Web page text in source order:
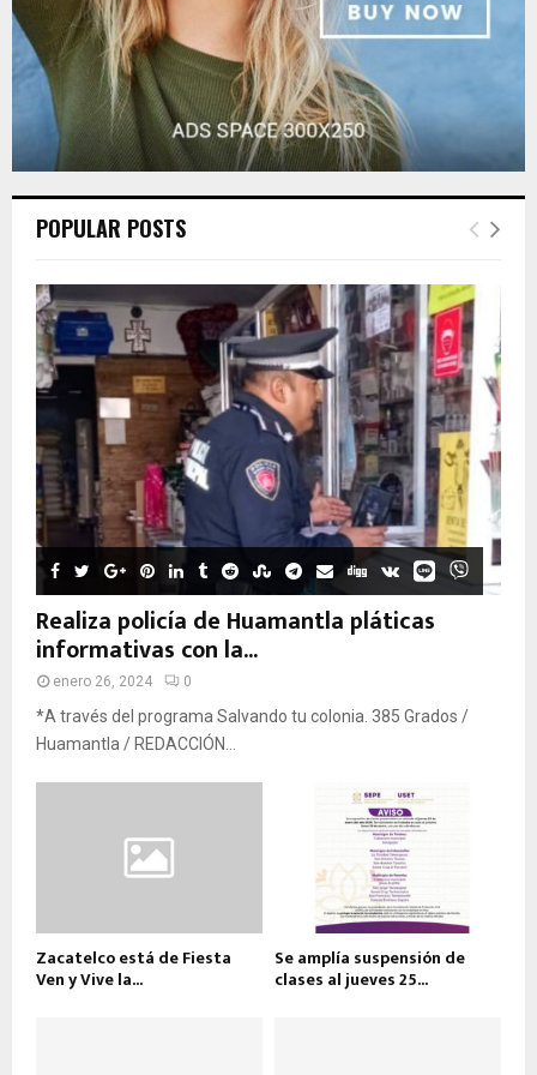
POPULAR POSTS
Realiza policía de Huamantla pláticas
informativas con la...
enero 26, 2024 0
*A través del programa Salvando tu colonia. 385 Grados /
Huamantla / REDACCIÓN...
Zacatelco está de Fiesta
Ven y Vive la...
Se amplía suspensión de
clases al jueves 25...